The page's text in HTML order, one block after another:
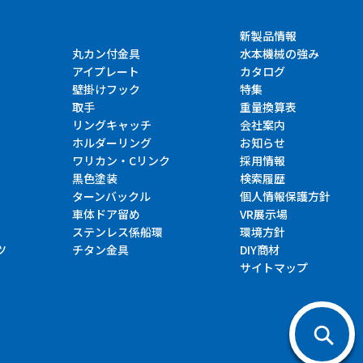
丸カン付金具
アイプレート
壁掛けフック
取手
リングキャッチ
ホルダーリング
ワリカン・Cリンク
黒色塗装
ターンバックル
車体ドア留め
ステンレス係船環
チタン金具
新製品情報
水本機械の強み
カタログ
特集
重量換算表
会社案内
お知らせ
採用情報
検索履歴
個人情報保護方針
VR展示場
環境方針
DIY商材
サイトマップ